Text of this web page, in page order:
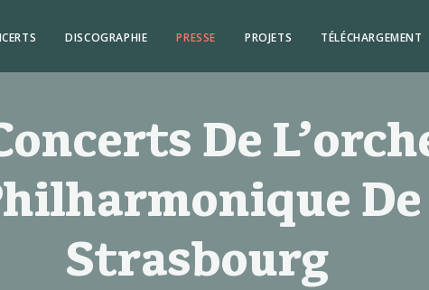
DISCOGRAPHIE PRESSE PROJETS TÉLÉCHARGEMENT
De
De
Strasbourg